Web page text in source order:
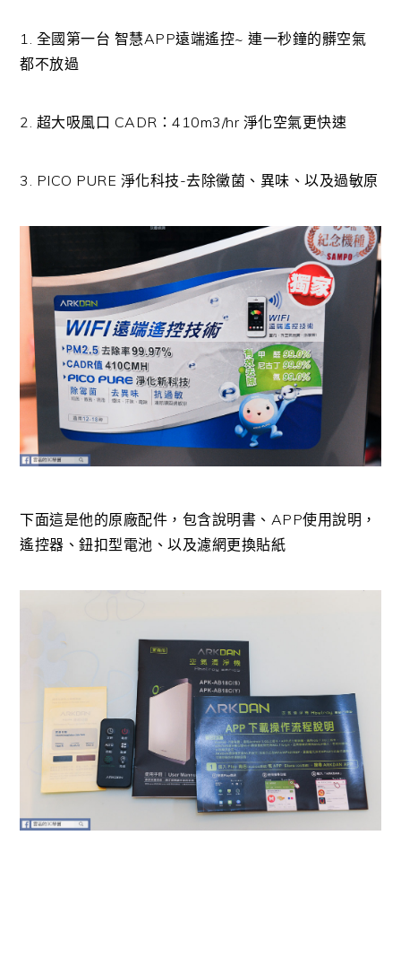
1. 全國第一台 智慧APP遠端遙控~ 連一秒鐘的髒空氣
都不放過
2. 超大吸風口 CADR：410m3/hr 淨化空氣更快速
3. PICO PURE 淨化科技-去除黴菌、異味、以及過敏原
下面這是他的原廠配件，包含說明書、APP使用說明，
遙控器、鈕扣型電池、以及濾網更換貼紙